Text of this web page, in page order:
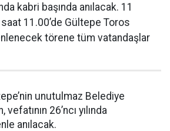
kabri başında anılacak. 11
11.00’de Gültepe Toros
törene tüm vatandaşlar
unutulmaz Belediye
vefatının 26’ncı yılında
anılacak.